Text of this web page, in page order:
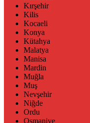
Kırşehir
Kilis
Kocaeli
Konya
Kütahya
Malatya
Manisa
Mardin
Muğla
Muş
Nevşehir
Niğde
Ordu
Osmaniye